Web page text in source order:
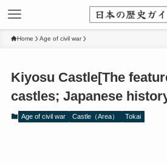
Home Age of civil war
Kiyosu Castle[The
castles; Japanese
Age of civil war Castle（Area） Tokai